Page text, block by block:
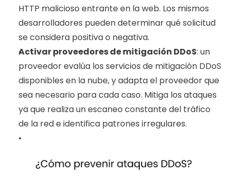
HTTP malicioso entrante en la web. Los mismos
desarrolladores pueden determinar qué solicitud
se considera positiva o negativa.
Activar proveedores de mitigación DDoS: un
proveedor evalúa los servicios de mitigación DDoS
disponibles en la nube, y adapta el proveedor que
sea necesario para cada caso. Mitiga los ataques
ya que realiza un escaneo constante del tráfico
de la red e identifica patrones irregulares.